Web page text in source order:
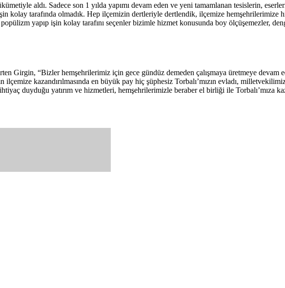
aldı. Sadece son 1 yılda yapımı devam eden ve yeni tamamlanan tesislerin,
tarafında olmadık. Hep ilçemizin dertleriyle dertlendik, ilçemize hemşehrilerimize
yapıp işin kolay tarafını seçenler bizimle hizmet konusunda boy ölçüşemezler,
Girgin, “Bizler hemşehrilerimiz için gece gündüz demeden çalışmaya üretmeye devam
ilçemize kazandırılmasında en büyük pay hiç şüphesiz Torbalı’mızın evladı,
duyduğu yatırım ve hizmetleri, hemşehrilerimizle beraber el birliği ile Torbalı’mıza